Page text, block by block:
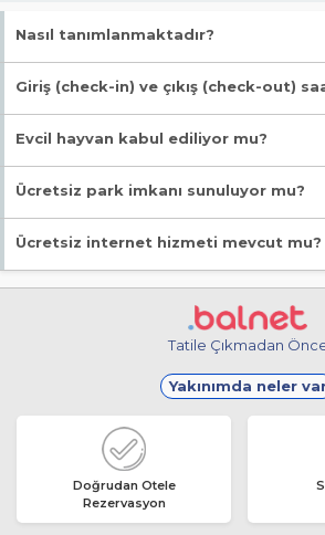
Nasıl tanımlanmaktadır?
Tesis Apart Otel statüsündedir. Öne çıkan
Giriş (check-in) ve çıkış (check-out)
Giriş en erken 13:00, çıkış en geç 11:00
Evcil hayvan kabul ediliyor mu?
Malesef, evcil hayvan kabul edilmiyor!
Ücretsiz park imkanı sunuluyor mu?
Evet, ücretsiz park imkanı mevcut.
Ücretsiz internet hizmeti mevcut mu?
Evet, ücretsiz internet hizmeti sunuluyor.
Tatile Çıkmadan
Yakınımda neler
Doğrudan Otele
Rezervasyon